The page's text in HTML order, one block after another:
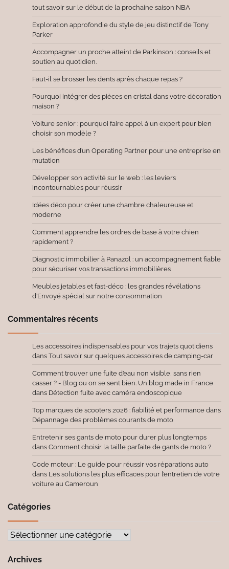
tout savoir sur le début de la prochaine saison NBA
Exploration approfondie du style de jeu distinctif de Tony
Parker
Accompagner un proche atteint de Parkinson : conseils et
soutien au quotidien.
Faut-il se brosser les dents après chaque repas ?
Pourquoi intégrer des pièces en cristal dans votre décoration
maison ?
Voiture senior : pourquoi faire appel à un expert pour bien
choisir son modèle ?
Les bénéfices d’un Operating Partner pour une entreprise en
mutation
Développer son activité sur le web : les leviers
incontournables pour réussir
Idées déco pour créer une chambre chaleureuse et
moderne
Comment apprendre les ordres de base à votre chien
rapidement ?
Diagnostic immobilier à Panazol : un accompagnement fiable
pour sécuriser vos transactions immobilières
Meubles jetables et fast-déco : les grandes révélations
d’Envoyé spécial sur notre consommation
Commentaires récents
Les accessoires indispensables pour vos trajets quotidiens
dans Tout savoir sur quelques accessoires de camping-car
Comment trouver une fuite d’eau non visible, sans rien
casser ? - Blog ou on se sent bien. Un blog made in France
dans Détection fuite avec caméra endoscopique
Top marques de scooters 2026 : fiabilité et performance dans
Dépannage des problèmes courants de moto
Entretenir ses gants de moto pour durer plus longtemps
dans Comment choisir la taille parfaite de gants de moto ?
Code moteur : Le guide pour réussir vos réparations auto
dans Les solutions les plus efficaces pour l’entretien de votre
voiture au Cameroun
Catégories
Catégories
Archives